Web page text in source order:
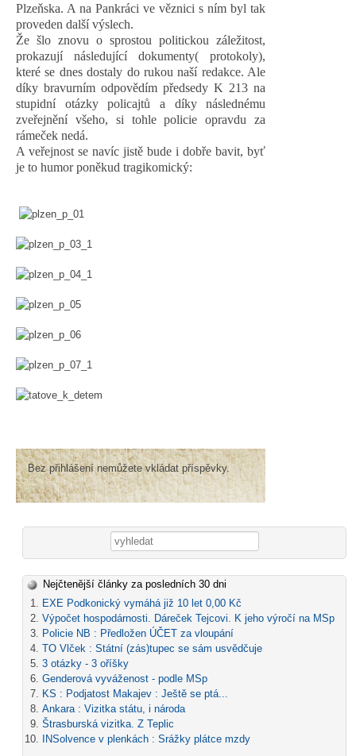
Plzeňska. A na Pankráci ve věznici s ním byl tak
proveden další výslech.
Že šlo znovu o sprostou politickou záležitost,
prokazují následující dokumenty( protokoly),
které se dnes dostaly do rukou naší redakce. Ale
díky bravurním odpovědím předsedy K 213 na
stupidní otázky policajtů a díky následnému
zveřejnění všeho, si tohle policie opravdu za
rámeček nedá.
A veřejnost se navíc jistě bude i dobře bavit, byť
je to humor poněkud tragikomický:
Bez přihlášení nemůžete vkládat příspěvky.
Vyhledávání
Nejčtenější články za posledních 30 dni
EXE Podkonický vymáhá již 10 let 0,00 Kč
Výpočet hospodárnosti. Dáreček Tejcovi. K jeho výročí na MSp
Policie NB : Předložen ÚČET za vloupání
TO Vlček : Státní (zás)tupec se sám usvědčuje
3 otázky - 3 oříšky
Genderová vyváženost - podle MSp
KS : Podjatost Makajev : Ještě se ptá...
Ankara : Vizitka státu, i národa
Štrasburská vizitka. Z Teplic
INSolvence v plenkách : Srážky plátce mzdy